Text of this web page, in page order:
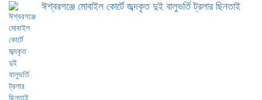
ঈশ্বরগঞ্জে মোবাইল কোর্টে জব্দকৃত দুই বালুভর্তি ট্রলার ছিনতাই